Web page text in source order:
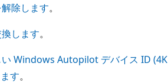
除します。
します。
い Windows Autopilot デバイス ID (4K
す。